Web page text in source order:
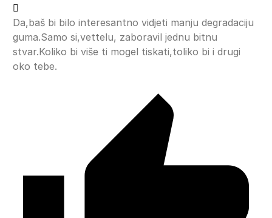
Da,baš bi bilo interesantno vidjeti manju degradaciju
guma.Samo si,vettelu, zaboravil jednu bitnu
stvar.Koliko bi više ti mogel tiskati,toliko bi i drugi
oko tebe.